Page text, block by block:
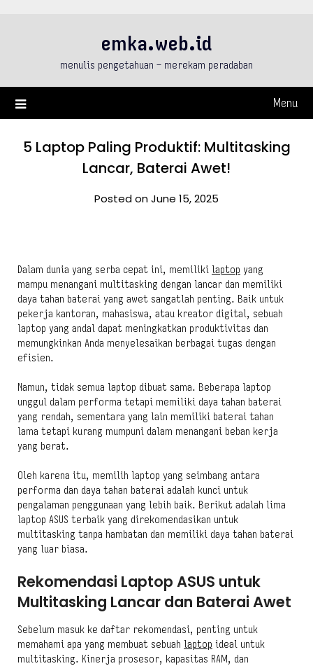
emka.web.id
menulis pengetahuan – merekam peradaban
Menu
5 Laptop Paling Produktif: Multitasking
Lancar, Baterai Awet!
Posted on June 15, 2025
Dalam dunia yang serba cepat ini, memiliki laptop yang
mampu menangani multitasking dengan lancar dan memiliki
daya tahan baterai yang awet sangatlah penting. Baik untuk
pekerja kantoran, mahasiswa, atau kreator digital, sebuah
laptop yang andal dapat meningkatkan produktivitas dan
memungkinkan Anda menyelesaikan berbagai tugas dengan
efisien.
Namun, tidak semua laptop dibuat sama. Beberapa laptop
unggul dalam performa tetapi memiliki daya tahan baterai
yang rendah, sementara yang lain memiliki baterai tahan
lama tetapi kurang mumpuni dalam menangani beban kerja
yang berat.
Oleh karena itu, memilih laptop yang seimbang antara
performa dan daya tahan baterai adalah kunci untuk
pengalaman penggunaan yang lebih baik. Berikut adalah lima
laptop ASUS terbaik yang direkomendasikan untuk
multitasking tanpa hambatan dan memiliki daya tahan baterai
yang luar biasa.
Rekomendasi Laptop ASUS untuk
Multitasking Lancar dan Baterai Awet
Sebelum masuk ke daftar rekomendasi, penting untuk
memahami apa yang membuat sebuah laptop ideal untuk
multitasking. Kinerja prosesor, kapasitas RAM, dan